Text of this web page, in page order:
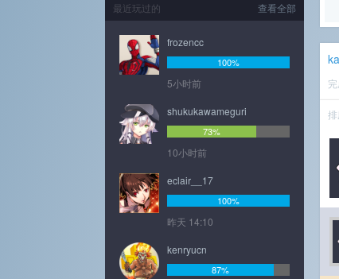
查看全部
最近玩过的
frozencc
100%
5小时前
shukukawameguri
73%
10小时前
eclair__17
100%
昨天 14:10
kenryucn
87%